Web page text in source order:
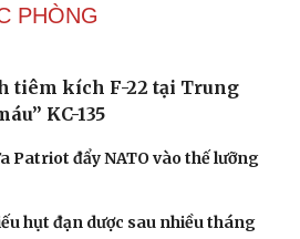
Vàng trong nước có giá 139,2-
8: Giá cà phê đồng loạt tăng trên